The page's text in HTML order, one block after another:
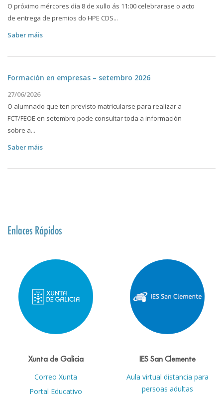
O próximo mércores día 8 de xullo ás 11:00 celebrarase o acto
de entrega de premios do HPE CDS...
Saber máis
Formación en empresas – setembro 2026
27/06/2026
O alumnado que ten previsto matricularse para realizar a
FCT/FEOE en setembro pode consultar toda a información
sobre a...
Saber máis
Enlaces Rápidos
Xunta de Galicia
Correo Xunta
Portal Educativo
IES San Clemente
Aula virtual distancia para
persoas adultas